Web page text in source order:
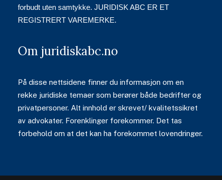
forbudt uten samtykke. JURIDISK ABC ER ET
REGISTRERT VAREMERKE.
Om juridiskabc.no
På disse nettsidene finner du informasjon om en
rekke juridiske temaer som berører både bedrifter og
privatpersoner. Alt innhold er skrevet/ kvalitetssikret
av advokater. Forenklinger forekommer. Det tas
forbehold om at det kan ha forekommet lovendringer.